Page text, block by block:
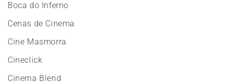
Boca do Inferno
Cenas de Cinema
Cine Masmorra
Cineclick
Cinema Blend